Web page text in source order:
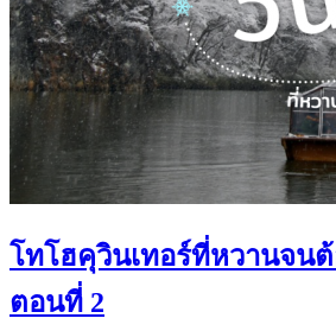
โทโฮคุวินเทอร์ที่หวานจน
ตอนที่ 2